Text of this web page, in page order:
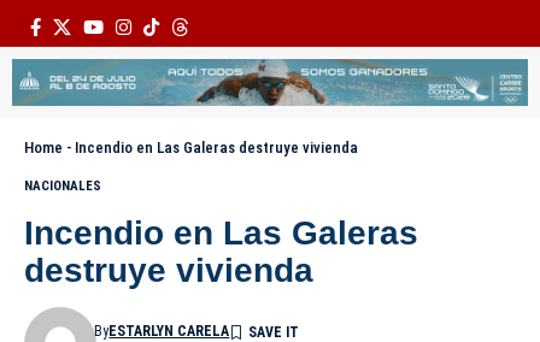
Home - Incendio en Las Galeras destruye vivienda
NACIONALES
Incendio en Las Galeras
destruye vivienda
ByESTARLYN CARELA